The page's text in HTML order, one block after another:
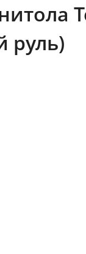
руль)